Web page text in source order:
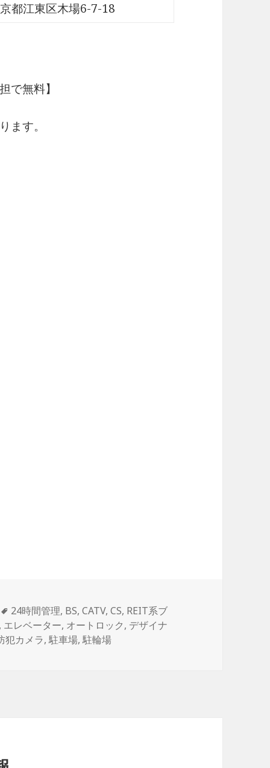
都江東区木場6-7-18
で無料】
ます。
タ
グ
24時間管理, BS,CATV,CS, REIT系ブ
, エレベーター, オートロック, デザイナ
犯カメラ,駐車場,駐輪場